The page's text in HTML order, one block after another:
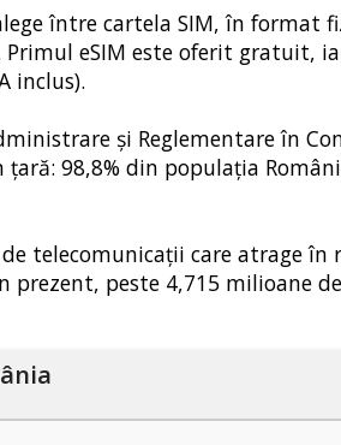
între cartela SIM, în format
eSIM este oferit gratuit,
inclus).
şi Reglementare în
țară: 98,8% din populația
telecomunicații care atrage în
peste 4,715 milioane